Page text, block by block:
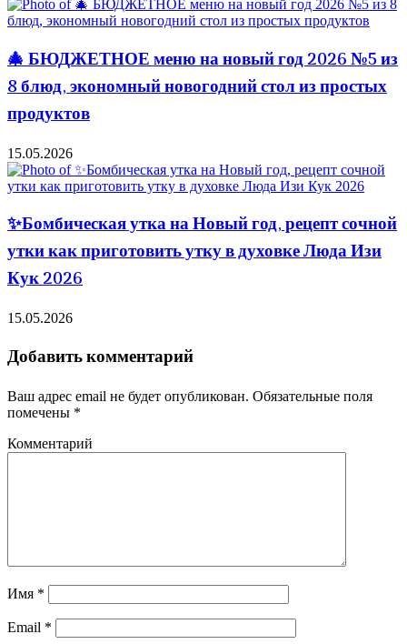
🎄 БЮДЖЕТНОЕ меню на новый год 2026 №5 из
8 блюд, экономный новогодний стол из простых
продуктов
15.05.2026
✨Бомбическая утка на Новый год, рецепт сочной
утки как приготовить утку в духовке Люда Изи
Кук 2026
15.05.2026
Добавить комментарий
Ваш адрес email не будет опубликован. Обязательные поля
помечены *
Комментарий
Имя *
Email *